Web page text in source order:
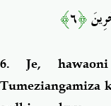
﴿٦﴾
6. Je,
Tumeziangamiza